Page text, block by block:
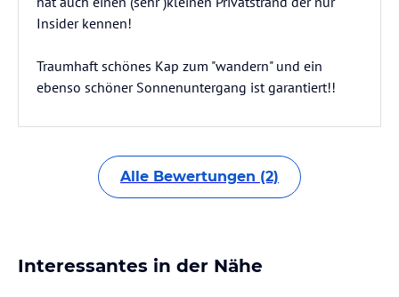
Insider kennen!
Traumhaft schönes Kap zum "wandern" und ein
ebenso schöner Sonnenuntergang ist garantiert!!
Alle Bewertungen (2)
Interessantes in der Nähe